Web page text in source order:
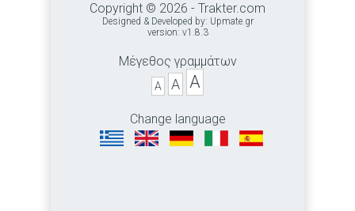
Copyright © 2026 - Trakter.com
Designed & Developed by: Upmate.gr
version: v1.8.3
Μέγεθος γραμμάτων
A A A
Change language